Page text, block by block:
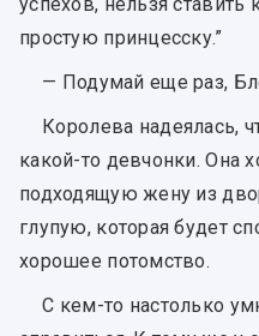
простую принцесску.”
— Подумай еще раз,
Королева надеялась,
какой-то девчонки. Она
подходящую жену из
глупую, которая будет
хорошее потомство.
С кем-то настолько